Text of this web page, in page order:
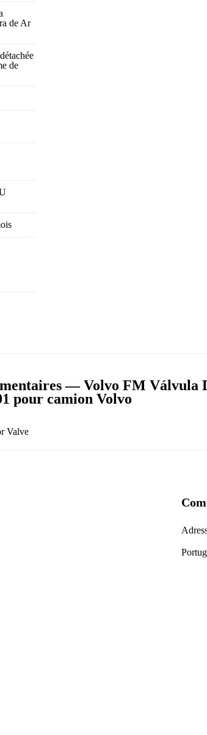
de Ar
de
— Volvo FM Válvula
pour camion Volvo
Valve